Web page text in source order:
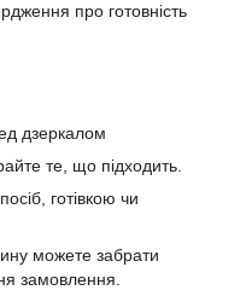
про готовність
дзеркалом
те, що підходить.
готівкою чи
можете забрати
замовлення.